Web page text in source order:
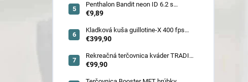
Penthalon Bandit neon ID 6.2 s
prírodnými letkami
€9,89
Kladková kuša guillotine-X 400 fps
camo so zabudovaným nášľapom
€399,90
Rekreačná terčovnica kváder TRADI
80x80x22 cm (6132)
€99,90